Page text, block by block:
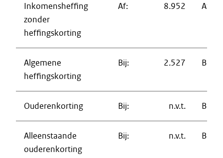
Inkomensheffing
zonder
heffingskorting
Af: 8.952 Af:
Algemene
heffingskorting
Bij: 2.527 Bij:
Ouderenkorting Bij: n.v.t. Bij:
Alleenstaande
ouderenkorting
Bij: n.v.t. Bij: